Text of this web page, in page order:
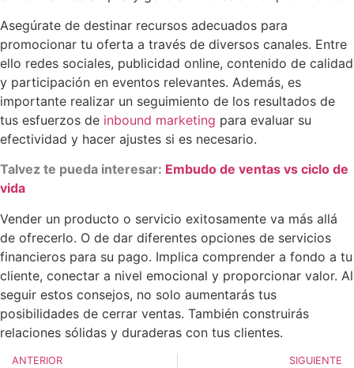
Asegúrate de destinar recursos adecuados para
promocionar tu oferta a través de diversos canales. Entre
ello redes sociales, publicidad online, contenido de calidad
y participación en eventos relevantes. Además, es
importante realizar un seguimiento de los resultados de
tus esfuerzos de inbound marketing para evaluar su
efectividad y hacer ajustes si es necesario.
Talvez te pueda interesar: Embudo de ventas vs ciclo de
vida
Vender un producto o servicio exitosamente va más allá
de ofrecerlo. O de dar diferentes opciones de servicios
financieros para su pago. Implica comprender a fondo a tu
cliente, conectar a nivel emocional y proporcionar valor. Al
seguir estos consejos, no solo aumentarás tus
posibilidades de cerrar ventas. También construirás
relaciones sólidas y duraderas con tus clientes.
ANTERIOR SIGUIENTE